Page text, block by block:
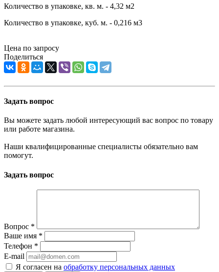
Количество в упаковке, кв. м. - 4,32 м2
Количество в упаковке, куб. м. - 0,216 м3
Цена по запросу
Поделиться
Задать вопрос
Вы можете задать любой интересующий вас вопрос по товару
или работе магазина.
Наши квалифицированные специалисты обязательно вам
помогут.
Задать вопрос
Вопрос *
Ваше имя *
Телефон *
E-mail
Я согласен на обработку персональных данных